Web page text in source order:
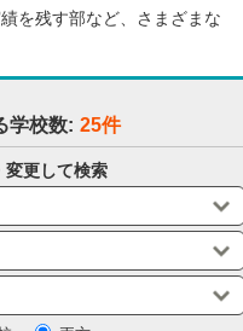
陸・甲信越
国
州・沖縄
を残す部など、さまざまな
学校数: 25件
変更して検索